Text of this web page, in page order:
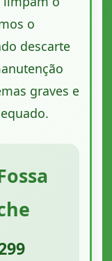
o
descarte
graves e